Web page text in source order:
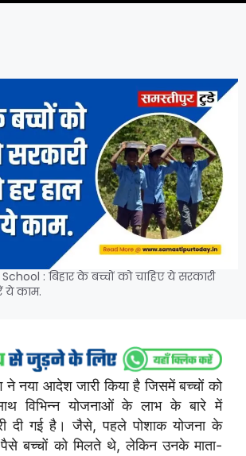
: बिहार के बच्चों को चाहिए ये सरकारी
ये काम.
ने नया आदेश जारी किया है जिसमें बच्चों को
विभिन्न योजनाओं के लाभ के बारे में
दी गई है। जैसे, पहले पोशाक योजना के
बच्चों को मिलते थे, लेकिन उनके माता-